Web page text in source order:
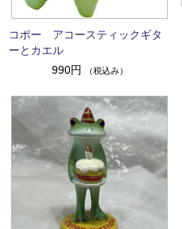
コポー アコースティックギタ
ーとカエル
990円
（税込み）